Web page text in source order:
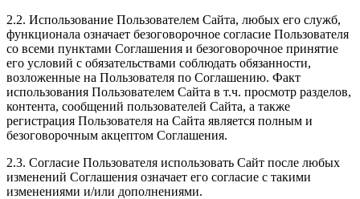
2.2. Использование Пользователем Сайта, любых его служб,
функционала означает безоговорочное согласие Пользователя
со всеми пунктами Соглашения и безоговорочное принятие
его условий с обязательствами соблюдать обязанности,
возложенные на Пользователя по Соглашению. Факт
использования Пользователем Сайта в т.ч. просмотр разделов,
контента, сообщений пользователей Сайта, а также
регистрация Пользователя на Сайта является полным и
безоговорочным акцептом Соглашения.
2.3. Согласие Пользователя использовать Сайт после любых
изменений Соглашения означает его согласие с такими
изменениями и/или дополнениями.